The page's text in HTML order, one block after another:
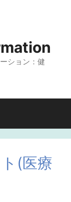
ション：健
(医療